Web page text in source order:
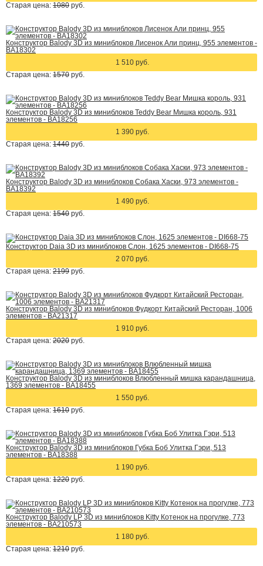
Старая цена: 1080 руб.
Конструктор Balody 3D из миниблоков Лисенок Али принц, 955 элементов -
BA18302
1 510 руб.
Старая цена: 1570 руб.
Конструктор Balody 3D из миниблоков Teddy Bear Мишка король, 931
элементов - BA18256
1 390 руб.
Старая цена: 1440 руб.
Конструктор Balody 3D из миниблоков Собака Хаски, 973 элементов -
BA18392
1 490 руб.
Старая цена: 1540 руб.
Конструктор Daia 3D из миниблоков Слон, 1625 элементов - DI668-75
2 070 руб.
Старая цена: 2199 руб.
Конструктор Balody 3D из миниблоков Фудкорт Китайский Ресторан, 1006
элементов - BA21317
1 910 руб.
Старая цена: 2020 руб.
Конструктор Balody 3D из миниблоков Влюбленный мишка карандашница,
1369 элементов - BA18455
1 550 руб.
Старая цена: 1610 руб.
Конструктор Balody 3D из миниблоков Губка Боб Улитка Гэри, 513
элементов - BA18388
1 190 руб.
Старая цена: 1220 руб.
Конструктор Balody LP 3D из миниблоков Kitty Котенок на прогулке, 773
элементов - BA210573
1 180 руб.
Старая цена: 1210 руб.